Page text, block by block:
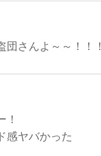
さんよ～～！！！
感ヤバかった